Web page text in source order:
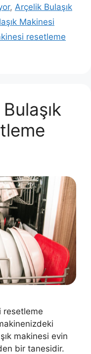
, Arçelik Bulaşık
Makinesi
resetleme
resetleme
makinesi evin
bir tanesidir.